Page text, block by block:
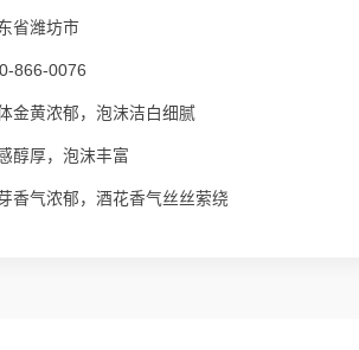
省潍坊市
866-0076
金黄浓郁，泡沫洁白细腻
醇厚，泡沫丰富
香气浓郁，酒花香气丝丝萦绕